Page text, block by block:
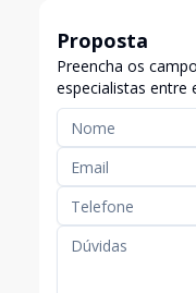
Proposta
Preencha os
especialistas entre